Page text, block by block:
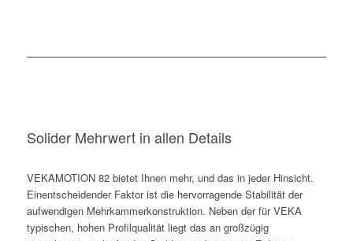
Solider Mehrwert in allen Details
VEKAMOTION 82 bietet Ihnen mehr, und das in jeder Hinsicht.
Einentscheidender Faktor ist die hervorragende Stabilität der
aufwendigen Mehrkammerkonstruktion. Neben der für VEKA
typischen, hohen Profilqualität liegt das an großzügig